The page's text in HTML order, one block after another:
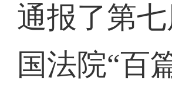
通报了第
国法院“百